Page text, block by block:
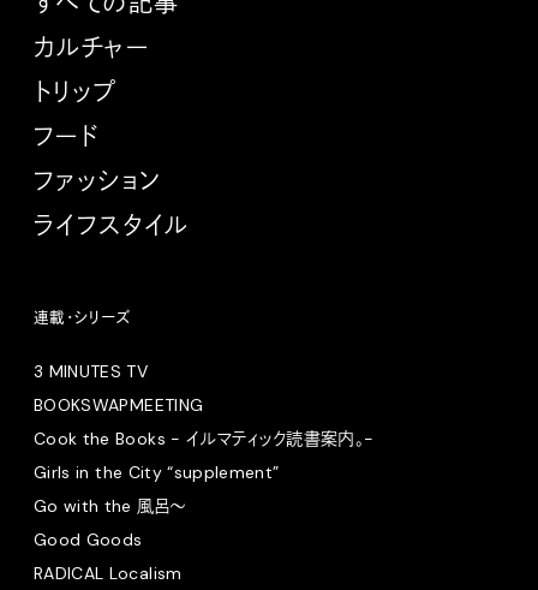
カルチャー
トリップ
フード
ファッション
ライフスタイル
連載・シリーズ
3 MINUTES TV
BOOKSWAPMEETING
Cook the Books - イルマティック読書案内。-
Girls in the City “supplement”
Go with the 風呂〜
Good Goods
RADICAL Localism